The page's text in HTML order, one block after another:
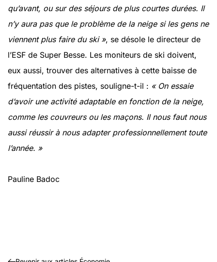
qu’avant, ou sur des séjours de plus courtes durées. Il
n’y aura pas que le problème de la neige si les gens ne
viennent plus faire du ski », se désole le directeur de
l’ESF de Super Besse. Les moniteurs de ski doivent,
eux aussi, trouver des alternatives à cette baisse de
fréquentation des pistes, souligne-t-il : « On essaie
d’avoir une activité adaptable en fonction de la neige,
comme les couvreurs ou les maçons. Il nous faut nous
aussi réussir à nous adapter professionnellement toute
l’année. »
Pauline Badoc